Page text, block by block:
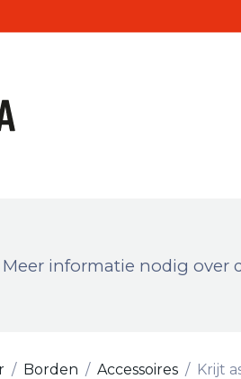
Meer informatie nodig over
Borden Accessoires Krijt